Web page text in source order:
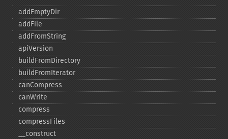
addEmptyDir
addFile
addFromString
apiVersion
buildFromDirectory
buildFromIterator
canCompress
canWrite
compress
compressFiles
_​_​construct